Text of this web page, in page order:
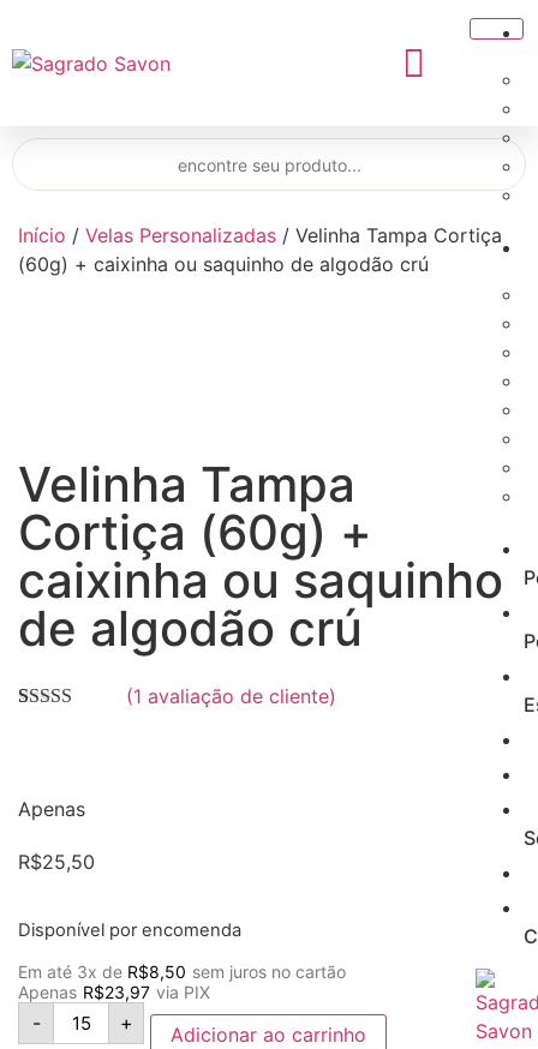
Início / Velas Personalizadas / Velinha Tampa Cortiça
(60g) + caixinha ou saquinho de algodão crú
Velinha Tampa
Cortiça (60g) +
caixinha ou saquinho
de algodão crú
avaliação de
cliente
(1 avaliação de cliente)
Apenas
R$25,50
Disponível por encomenda
Em até 3x de R$8,50 sem juros no cartão
Apenas R$23,97 via PIX
- + Adicionar ao carrinho